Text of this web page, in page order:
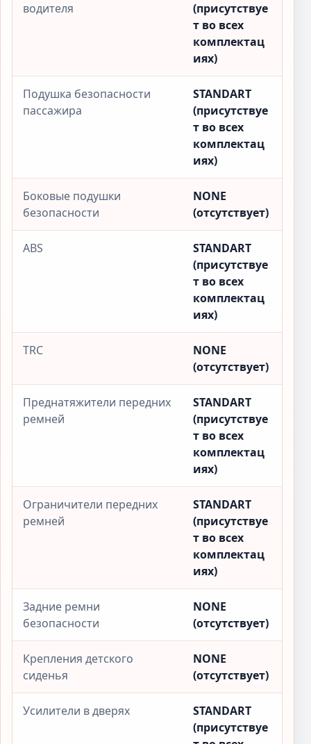
водителя
(присутствуе
т во всех
комплектац
иях)
Подушка безопасности
пассажира
STANDART
(присутствуе
т во всех
комплектац
иях)
Боковые подушки
безопасности
NONE
(отсутствует)
ABS
STANDART
(присутствуе
т во всех
комплектац
иях)
TRC
NONE
(отсутствует)
Преднатяжители передних
ремней
STANDART
(присутствуе
т во всех
комплектац
иях)
Ограничители передних
ремней
STANDART
(присутствуе
т во всех
комплектац
иях)
Задние ремни
безопасности
NONE
(отсутствует)
Крепления детского
сиденья
NONE
(отсутствует)
Усилители в дверях
STANDART
(присутствуе